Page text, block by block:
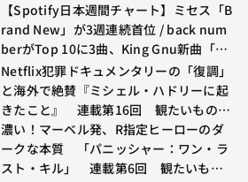
【Spotify日本週間チャート】ミセス「B
rand New」が3週連続首位 / back num
berがTop 10に3曲、King Gnu新曲「G
O GHOST」が初登場〜集計期間：2026
年7/24〜7/30
Netflix犯罪ドキュメンタリーの「復調」
と海外で絶賛『ミシェル・ハドリーに起
きたこと』 連載第16回 観たいものが
多すぎる～稲垣貴俊の配信時評
濃い！マーベル発、R指定ヒーローのダ
ークな本質 「パニッシャー：ワン・ラ
スト・キル」 連載第6回 観たいもの